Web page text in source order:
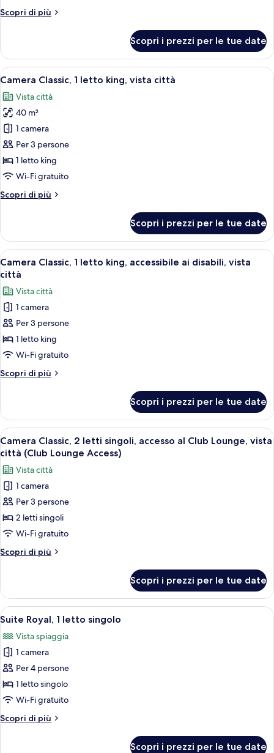
accesso
Lounge,
vista
città
(Club
Lounge
Access)
Scopri di più
Altri
Classic,
letto
accesso
al
Club
Lounge,
vista
città
(Club
Lounge
Scopri i prezzi per le tue date
Apri
tutte
le
foto
per
Camera
Classic,
1
king,
Una camera d'albergo con un letto
18
Camera Classic, 1 letto king, vista città
Vista città
40 m²
1 camera
Per 3 persone
1 letto king
Wi-Fi gratuito
Scopri di più
Altri
Classic,
letto
king,
città
Scopri i prezzi per le tue date
Apri
tutte
le
foto
per
Camera
Classic,
1
letto
king,
ai
disabili,
vista
città
Una camera d'albergo con un letto
14
Camera Classic, 1 letto king, accessibile ai disabili, vista
città
Vista città
1 camera
Per 3 persone
1 letto king
Wi-Fi gratuito
Scopri di più
Altri
Classic,
letto
king,
accessibile
ai
disabili,
vista
città
Scopri i prezzi per le tue date
Apri
tutte
le
foto
per
Camera
Classic,
2
letti
singoli,
al
Club
Lounge,
vista
città
(Club
Lounge
Access)
Biancheria da letto di alta qualità,
11
Camera Classic, 2 letti singoli, accesso al Club Lounge, vista
città (Club Lounge Access)
Vista città
1 camera
Per 3 persone
2 letti singoli
Wi-Fi gratuito
Scopri di più
Altri
Classic,
letti
accesso
al
Lounge,
vista
città
(Club
Lounge
Scopri i prezzi per le tue date
Apri
tutte
le
foto
per
Suite
Royal,
letto
Una camera d'albergo con un letto
25
Suite Royal, 1 letto singolo
Vista spiaggia
1 camera
Per 4 persone
1 letto singolo
Wi-Fi gratuito
Scopri di più
Altri
Scopri i prezzi per le tue date